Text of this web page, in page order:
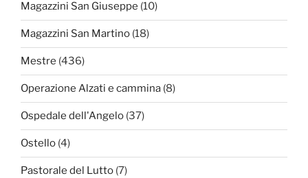
Magazzini San Giuseppe (10)
Magazzini San Martino (18)
Mestre (436)
Operazione Alzati e cammina (8)
Ospedale dell'Angelo (37)
Ostello (4)
Pastorale del Lutto (7)